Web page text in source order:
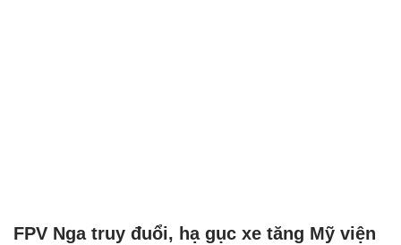
FPV Nga truy đuổi, hạ gục xe tăng Mỹ viện